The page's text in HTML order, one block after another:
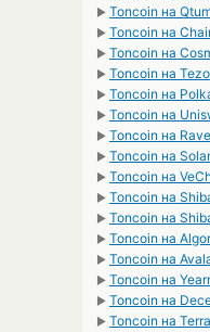
► Toncoin на
► Toncoin на
► Toncoin на
► Toncoin на
► Toncoin на
► Toncoin на
► Toncoin на
► Toncoin на
► Toncoin на
► Toncoin на
► Toncoin на
► Toncoin на
► Toncoin на
► Toncoin на
► Toncoin на
► Toncoin на